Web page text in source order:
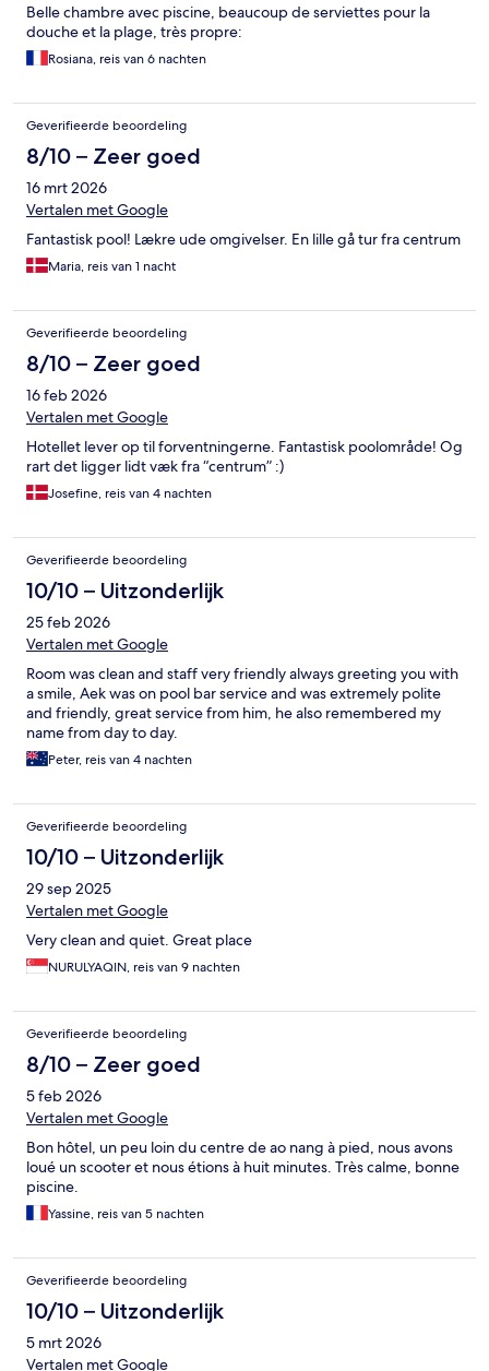
Belle chambre avec piscine, beaucoup de serviettes pour la
douche et la plage, très propre:
Rosiana, reis van 6 nachten
Geverifieerde beoordeling
8/10 – Zeer goed
16 mrt 2026
Vertalen met Google
Fantastisk pool! Lækre ude omgivelser. En lille gå tur fra centrum
Maria, reis van 1 nacht
Geverifieerde beoordeling
8/10 – Zeer goed
16 feb 2026
Vertalen met Google
Hotellet lever op til forventningerne. Fantastisk poolområde! Og
rart det ligger lidt væk fra “centrum” :)
Josefine, reis van 4 nachten
Geverifieerde beoordeling
10/10 – Uitzonderlijk
25 feb 2026
Vertalen met Google
Room was clean and staff very friendly always greeting you with
a smile, Aek was on pool bar service and was extremely polite
and friendly, great service from him, he also remembered my
name from day to day.
Peter, reis van 4 nachten
Geverifieerde beoordeling
10/10 – Uitzonderlijk
29 sep 2025
Vertalen met Google
Very clean and quiet. Great place
NURULYAQIN, reis van 9 nachten
Geverifieerde beoordeling
8/10 – Zeer goed
5 feb 2026
Vertalen met Google
Bon hôtel, un peu loin du centre de ao nang à pied, nous avons
loué un scooter et nous étions à huit minutes. Très calme, bonne
piscine.
Yassine, reis van 5 nachten
Geverifieerde beoordeling
10/10 – Uitzonderlijk
5 mrt 2026
Vertalen met Google